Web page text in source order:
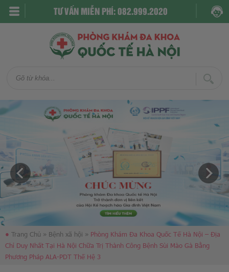
TƯ VẤN MIỄN PHÍ: 082.999.2020
● Trang Chủ » Bệnh xã hội » Phòng Khám Đa Khoa Quốc Tế Hà Nội – Địa
Chỉ Duy Nhất Tại Hà Nội Chữa Trị Thành Công Bệnh Sùi Mào Gà Bằng
Phương Pháp ALA-PDT Thế Hệ 3